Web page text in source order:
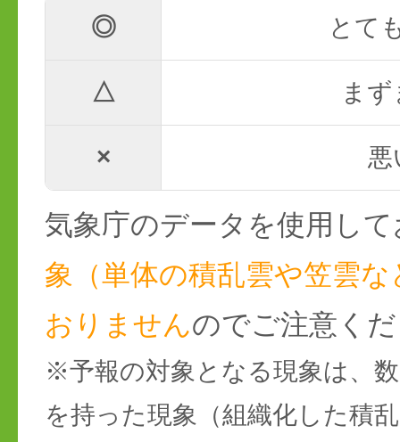
◎ とて
△ ま
× 悪
気象庁のデータを使用し
象（単体の積乱雲や笠雲
おりませんのでご注意く
※予報の対象となる現象は、
を持った現象（組織化した積